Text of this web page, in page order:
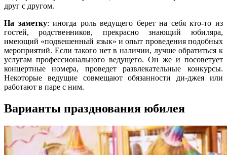
друг с другом.
На заметку: иногда роль ведущего берет на себя кто-то из
гостей, родственников, прекрасно знающий юбиляра,
имеющий «подвешенный язык» и опыт проведения подобных
мероприятий. Если такого нет в наличии, лучше обратиться к
услугам профессионального ведущего. Он же и посоветует
концертные номера, проведет развлекательные конкурсы.
Некоторые ведущие совмещают обязанности ди-джея или
работают в паре с ним.
Варианты празднования юбилея